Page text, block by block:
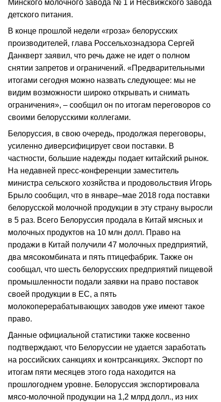
Минского молочного завода № 1 и Несвижского завода
детского питания.
В конце прошлой недели «гроза» белорусских
производителей, глава Россельхознадзора Сергей
Данкверт заявил, что речь даже не идет о полном
снятии запретов и ограничений. «Предварительными
итогами сегодня можно назвать следующее: мы не
видим возможности широко открывать и снимать
ограничения», – сообщил он по итогам переговоров со
своими белорусскими коллегами.
Белоруссия, в свою очередь, продолжая переговоры,
усиленно диверсифицирует свои поставки. В
частности, большие надежды подает китайский рынок.
На недавней пресс-конференции заместитель
министра сельского хозяйства и продовольствия Игорь
Брыло сообщил, что в январе–мае 2018 года поставки
белорусской молочной продукции в эту страну выросли
в 5 раз. Всего Белоруссия продала в Китай мясных и
молочных продуктов на 10 млн долл. Право на
продажи в Китай получили 47 молочных предприятий,
два мясокомбината и пять птицефабрик. Также он
сообщал, что шесть белорусских предприятий пищевой
промышленности подали заявки на право поставок
своей продукции в ЕС, а пять
молокоперерабатывающих заводов уже имеют такое
право.
Данные официальной статистики также косвенно
подтверждают, что Белоруссии не удается заработать
на российских санкциях и контрсанкциях. Экспорт по
итогам пяти месяцев этого года находится на
прошлогоднем уровне. Белоруссия экспортировала
мясо-молочной продукции на 1,2 млрд долл., из них